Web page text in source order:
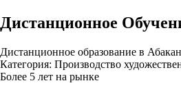
Дистанционное
Дистанционное образование в
Категория: Производство
Более 5 лет на рынке